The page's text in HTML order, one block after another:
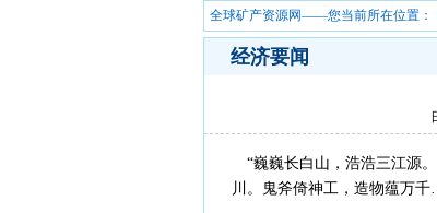
全球矿产资源网——您当前所在位置：
经济要闻
“巍巍长白山，浩浩三江源
川。鬼斧倚神工，造物蕴万